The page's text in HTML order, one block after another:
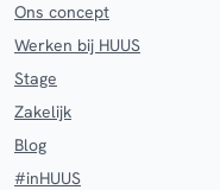
Ons concept
Werken bij HUUS
Stage
Zakelijk
Blog
#inHUUS